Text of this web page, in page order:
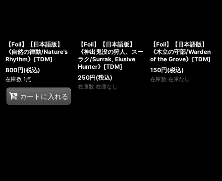
【Foil】【日本語版】
《自然の律動/Nature's
Rhythm》[TDM]
800円(税込)
在庫数 1点
カートに入れる
【Foil】【日本語版】
《神出鬼没の狩人、スー
ラク/Surrak, Elusive
Hunter》[TDM]
250円(税込)
在庫数 在庫なし
【Foil】【日本語版】
《木立の守部/Warden
of the Grove》[TDM]
150円(税込)
在庫数 在庫なし